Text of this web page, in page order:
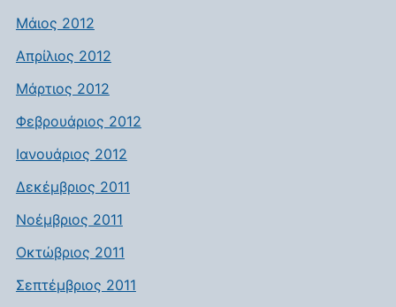
Μάιος 2012
Απρίλιος 2012
Μάρτιος 2012
Φεβρουάριος 2012
Ιανουάριος 2012
Δεκέμβριος 2011
Νοέμβριος 2011
Οκτώβριος 2011
Σεπτέμβριος 2011